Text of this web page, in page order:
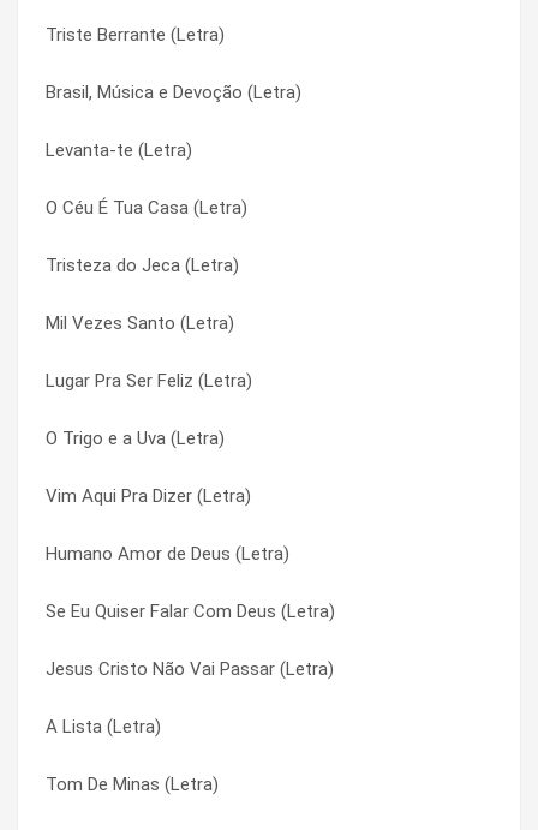
Triste Berrante (Letra)
Brasil, Música e Devoção (Letra)
Levanta-te (Letra)
O Céu É Tua Casa (Letra)
Tristeza do Jeca (Letra)
Mil Vezes Santo (Letra)
Lugar Pra Ser Feliz (Letra)
O Trigo e a Uva (Letra)
Vim Aqui Pra Dizer (Letra)
Humano Amor de Deus (Letra)
Se Eu Quiser Falar Com Deus (Letra)
Jesus Cristo Não Vai Passar (Letra)
A Lista (Letra)
Tom De Minas (Letra)
Eis-me Aqui (Letra)
Distância (Letra)
Disparada (Letra)
Diante Do Trono (Letra)
Diante do Rei (Letra)
Deus No Esconderijo do Verso (Letra)
Deus É Pai (Letra)
Deus É Capaz (Letra)
Deserto (Letra)
Derrama o Teu Amor Aqui (Letra)
Cura Interior (Letra)
Cuidas de Mim (Letra)
Cores da Eucaristia (Letra)
Coração Sagrado (Letra)
Glória À Jesus Na Hóstia Santa (Letra)
Glória À Jesus Na Hóstia Santa (Letra)
Glória À Jesus Na Hóstia Santa/ Queremos Deus (Letra)
Glória À Jesus Na Hóstia Santa/ Queremos Deus (Letra)
Gostava Tanto de Você (Letra)
Gostava Tanto de Você (Letra)
Graças Pai (Letra)
Graças Pai (Letra)
Guardião (Letra)
Guardião (Letra)
Hoje Livre Sou (Letra)
Hoje Livre Sou (Letra)
Humana Voz De Deus (Letra)
Humana Voz De Deus (Letra)